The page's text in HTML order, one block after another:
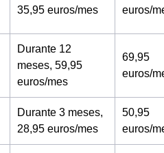
35,95 euros/mes
euros/
Durante 12
meses, 59,95
euros/mes
69,95
euros/
Durante 3 meses,
28,95 euros/mes
50,95
euros/